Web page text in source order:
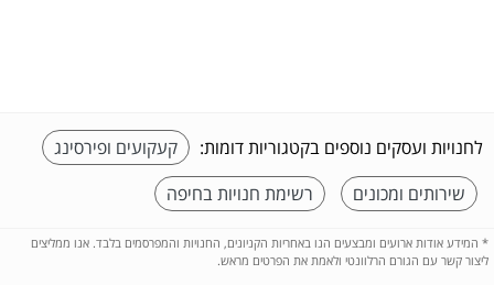
לחנויות ועסקים נוספים בקטגוריות דומות:
קעקועים ופירסינג
שירותים ומכונים
רשימת חנויות בחיפה
* המידע אודות ארועים ומבצעים הנו באחריות הקניונים, החנויות והמפרסמים בלבד. אנו ממליצים
ליצור קשר עם הגורם הרלוונטי ולאמת את הפרטים מראש.